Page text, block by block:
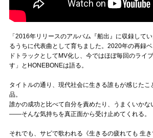
「2016年リリースのアルバム『船出』に収録して
るうちに代表曲として育ちました。2020年の再録
ドトラックとしてMV化し、今ではほぼ毎回のライ
す」とHONEBONEは語る。
タイトルの通り、現代社会に生きる誰もが感じたこ
品。
誰かの成功と比べて自分を責めたり、うまくいかな
――そんな気持ちを真正面から受け止めてくれる。
それでも、サビで歌われる《生きるの疲れても 生